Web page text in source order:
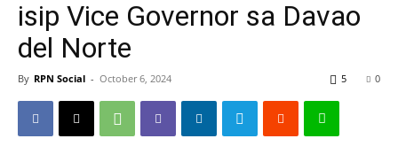
isip Vice Governor sa Davao
del Norte
By RPN Social - October 6, 2024 0
5